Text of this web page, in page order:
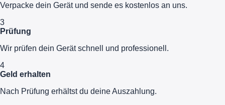
Verpacke dein Gerät und sende es kostenlos an uns.
3
Prüfung
Wir prüfen dein Gerät schnell und professionell.
4
Geld erhalten
Nach Prüfung erhältst du deine Auszahlung.